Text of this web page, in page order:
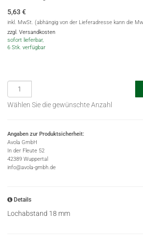
5,63 €
inkl. MwSt. (abhängig von der Lieferadresse kann die
zzgl. Versandkosten
sofort lieferbar,
6 Stk. verfügbar
Wählen Sie die gewünschte Anzahl
Angaben zur Produktsicherheit:
Avola GmbH
In der Fleute 52
42389 Wuppertal
info@avola-gmbh.de
Details
Lochabstand 18 mm